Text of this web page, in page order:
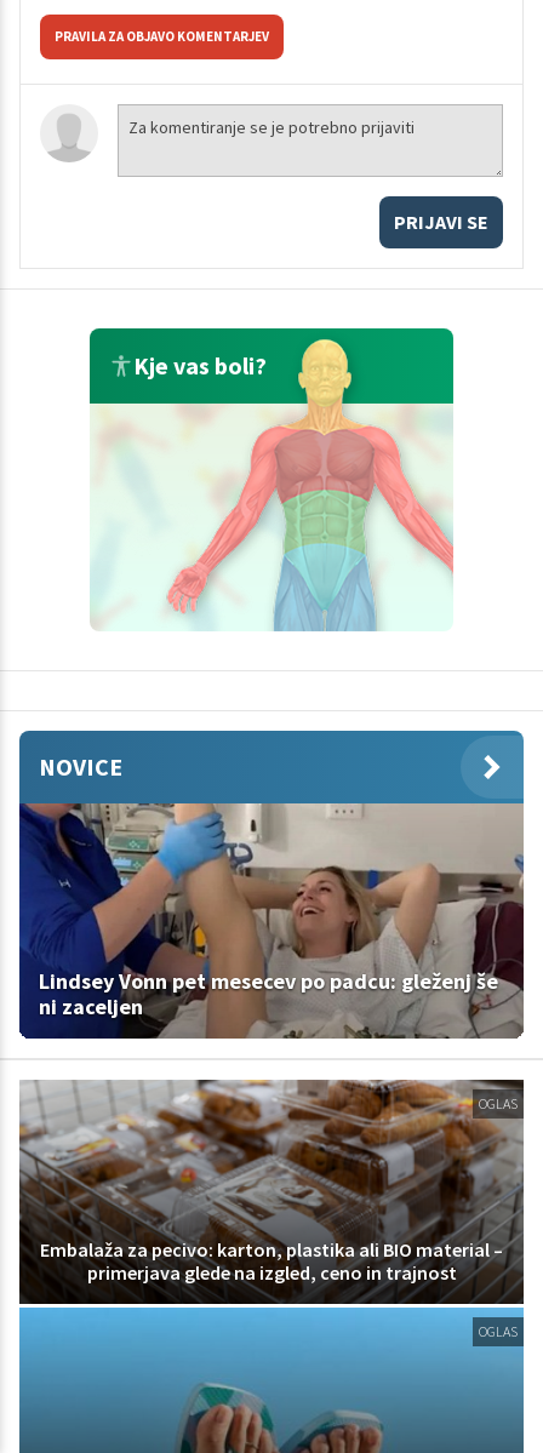
PRAVILA ZA OBJAVO KOMENTARJEV
PRIJAVI SE
Kje vas boli?
NOVICE
Lindsey Vonn pet mesecev po padcu: gleženj še
ni zaceljen
OGLAS
Embalaža za pecivo: karton, plastika ali BIO material –
primerjava glede na izgled, ceno in trajnost
OGLAS